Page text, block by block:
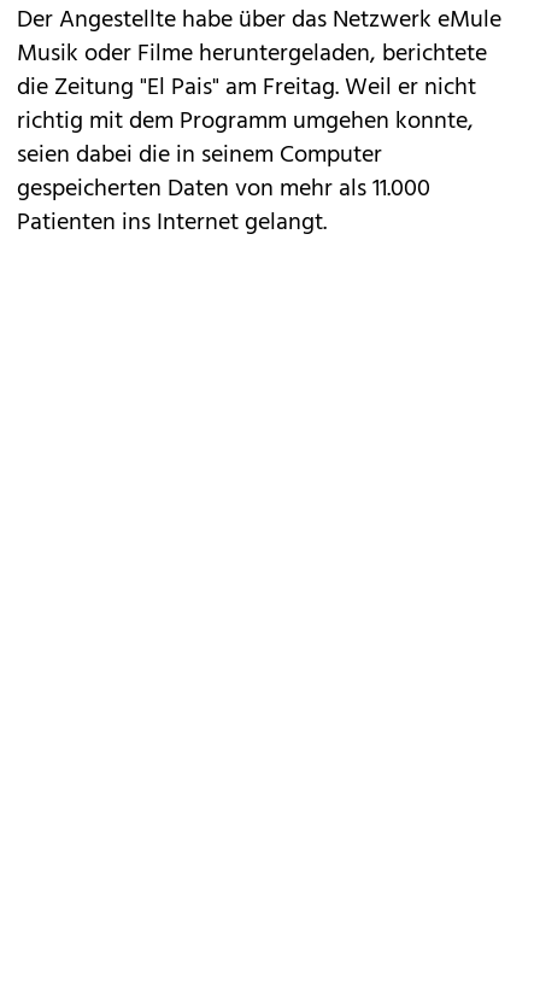
Der Angestellte habe über das Netzwerk eMule
Musik oder Filme heruntergeladen, berichtete
die Zeitung "El Pais" am Freitag. Weil er nicht
richtig mit dem Programm umgehen konnte,
seien dabei die in seinem Computer
gespeicherten Daten von mehr als 11.000
Patienten ins Internet gelangt.